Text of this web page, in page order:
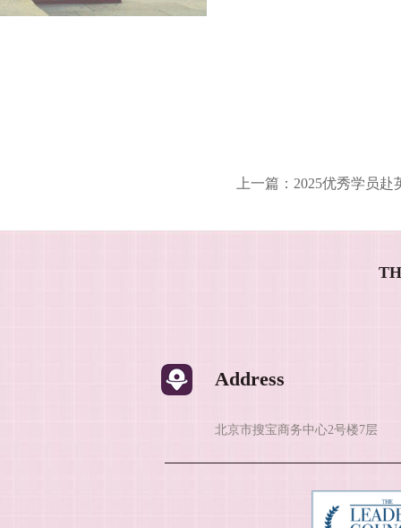
上一篇： 2025优秀学员
Address
北京市搜宝商务中心2号楼7层